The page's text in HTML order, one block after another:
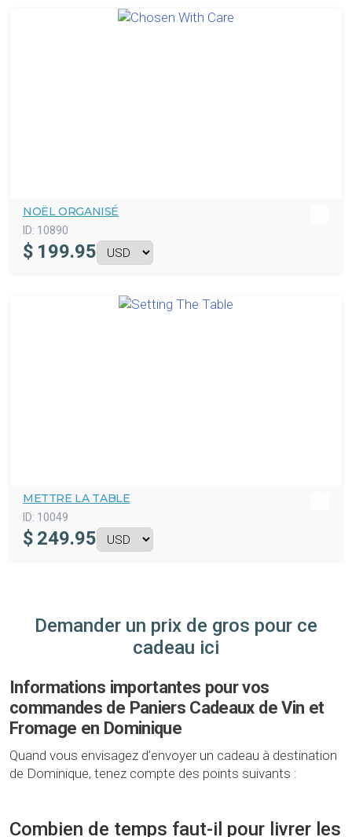
NOËL ORGANISÉ
ID: 10890
$ 199.95
METTRE LA TABLE
ID: 10049
$ 249.95
Demander un prix de gros pour ce
cadeau ici
Informations importantes pour vos
commandes de Paniers Cadeaux de Vin et
Fromage en Dominique
Quand vous envisagez d’envoyer un cadeau à destination
de Dominique, tenez compte des points suivants :
Combien de temps faut-il pour livrer les